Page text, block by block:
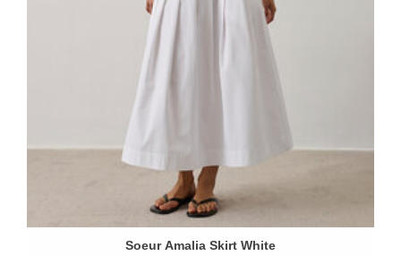
Soeur Amalia Skirt White